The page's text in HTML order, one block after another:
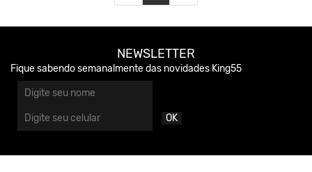
NEWSLETTER
Fique sabendo semanalmente das novidades King55
OK